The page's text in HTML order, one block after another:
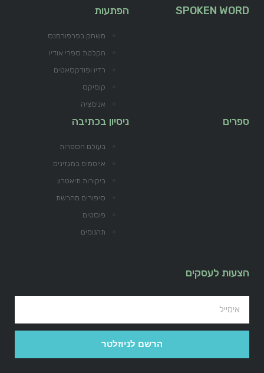
SPOKEN WORD הפתעות
משחק בפרפורמנס
הקלטת ספרי אודיו
רדיו ופודקסאטים
קומיקס
אנימציה
ספרים ניסיון בכתיבה
בעולם הספרות
אייטמים במגזינים
ביקורות תיאטרון
סיפורים מהרשת
פוסטים
תרגומים
הצעות לעסקים
הרשם לניוזלטר